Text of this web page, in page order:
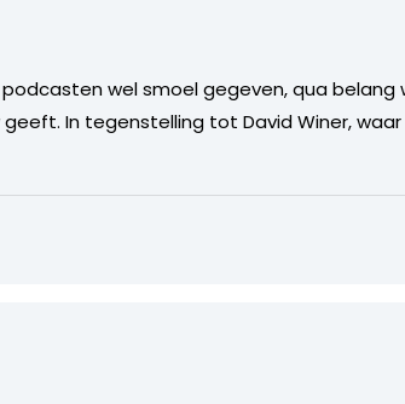
wel smoel gegeven, qua belang
In tegenstelling tot David Winer,